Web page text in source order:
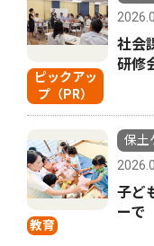
ピックアッ
プ（PR）
社会
研修
教育
保土
子ど
ーで